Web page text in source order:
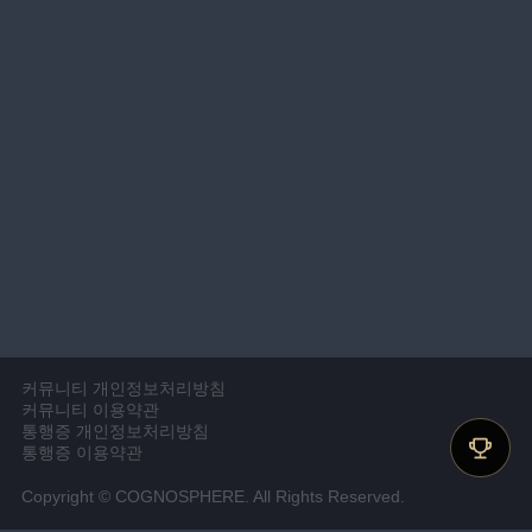
커뮤니티 개인정보처리방침
커뮤니티 이용약관
통행증 개인정보처리방침
통행증 이용약관
Copyright © COGNOSPHERE. All Rights Reserved.